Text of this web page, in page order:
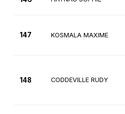
147 KOSMALA MAXIME
148 CODDEVILLE RUDY